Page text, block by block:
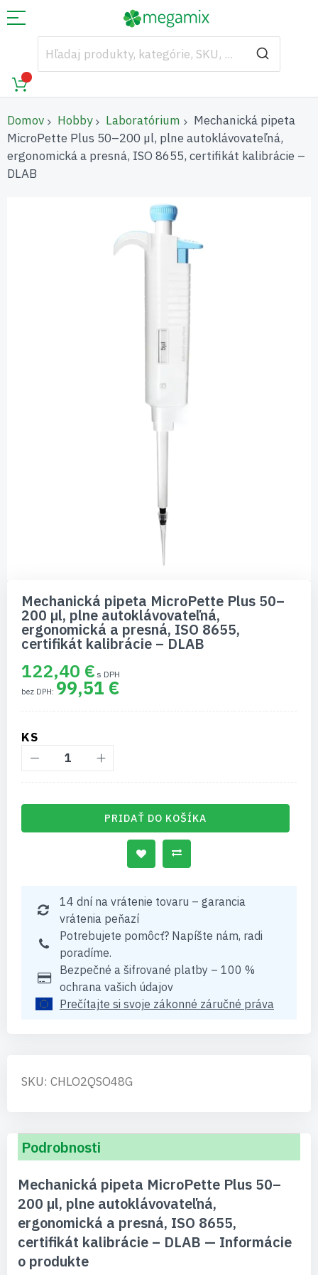
Domov Hobby Laboratórium
Mechanická pipeta
MicroPette Plus 50–200 µl, plne autoklávovateľná,
ergonomická a presná, ISO 8655, certifikát kalibrácie –
DLAB
začiatok
galérie
obrázkov
Mechanická pipeta MicroPette Plus 50–
200 µl, plne autoklávovateľná,
ergonomická a presná, ISO 8655,
certifikát kalibrácie – DLAB
122,40 €
99,51 €
KS
PRIDAŤ DO KOŠÍKA
14 dní na vrátenie tovaru – garancia
vrátenia peňazí
Potrebujete pomôcť? Napíšte nám, radi
poradíme.
Bezpečné a šifrované platby – 100 %
ochrana vašich údajov
Prečítajte si svoje zákonné záručné práva
SKU: CHLO2QSO48G
Podrobnosti
Mechanická pipeta MicroPette Plus 50–
200 µl, plne autoklávovateľná,
ergonomická a presná, ISO 8655,
certifikát kalibrácie – DLAB — Informácie
o produkte